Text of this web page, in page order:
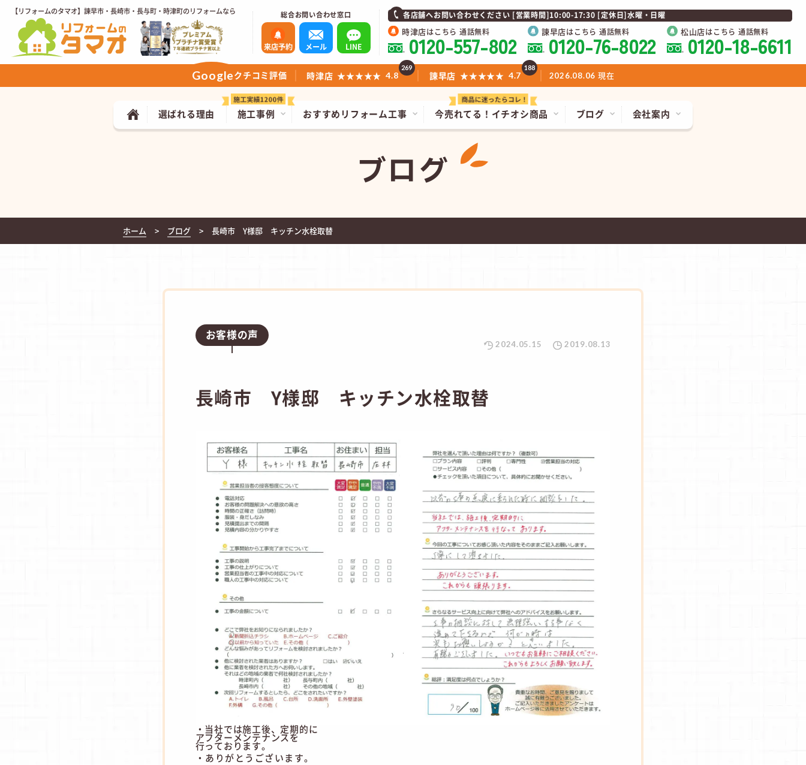
【リフォームのタマオ】諫早市・長崎市・長与町・時津町のリフォームなら 総合お問い合わせ窓口
来店予約 メール LINE
各店舗へお問い合わせください [営業時間]10:00-17:30 [定休日]水曜・日曜
時津店はこちら 通話無料
0120-557-802 諫早店はこちら 通話無料
0120-76-8022 松山店はこちら 通話無料
0120-18-6611
今売れてる！ イチオシ商品
施工事例 おすすめリフォーム工事
選ばれる理由 ブログ 会社案内
Googleクチコミ評価 時津店 ★★★★★ 4.8
269
諫早店 ★★★★★ 4.7
188
2026.08.06 現在
ブログ
ホーム ブログ 長崎市 Y様邸 キッチン水栓取替
お客様の声
2024.05.15 2019.08.13
長崎市 Y様邸 キッチン水栓取替
・当社では施工後、定期的に
アフターメンテナンスを
行っております。
・ありがとうございます。